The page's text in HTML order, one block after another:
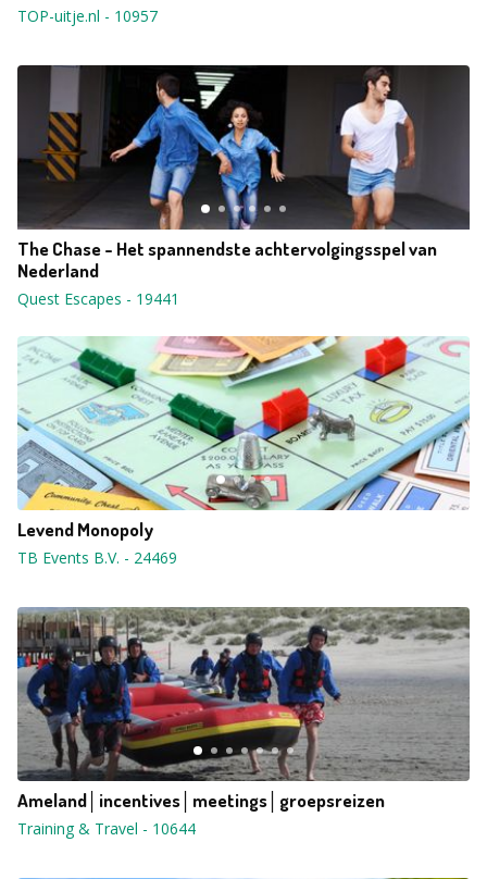
TOP-uitje.nl - 10957
The Chase - Het spannendste achtervolgingsspel van
Nederland
Quest Escapes - 19441
Levend Monopoly
TB Events B.V. - 24469
Ameland│incentives│meetings│groepsreizen
Training & Travel - 10644